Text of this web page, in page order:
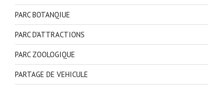
PARC BOTANQIUE
PARC D'ATTRACTIONS
PARC ZOOLOGIQUE
PARTAGE DE VEHICULE